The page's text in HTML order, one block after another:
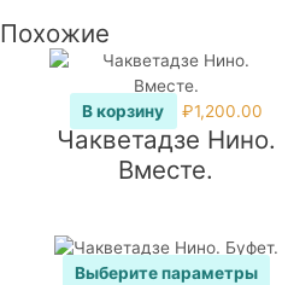
Похожие
В корзину ₽1,200.00
Чакветадзе Нино.
Вместе.
Выберите параметры